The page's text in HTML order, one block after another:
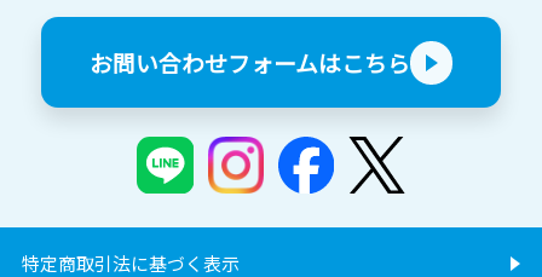
お問い合わせフォームはこちら
特定商取引法に基づく表示